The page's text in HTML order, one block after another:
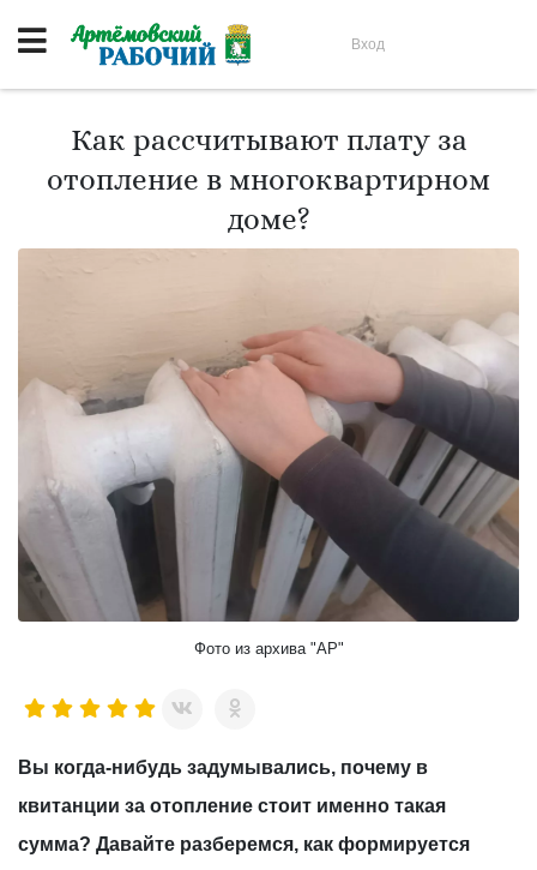
Вход
Как рассчитывают плату за
отопление в многоквартирном
доме?
Фото из архива "АР"
Вы когда-нибудь задумывались, почему в
квитанции за отопление стоит именно такая
сумма? Давайте разберемся, как формируется